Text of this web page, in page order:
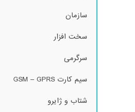
سازمان
سخت افزار
سرگرمی
سیم کارت GSM – GPRS
شتاب و ژایرو